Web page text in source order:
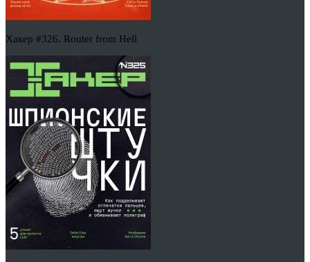
Хакер #326. Router from Hell